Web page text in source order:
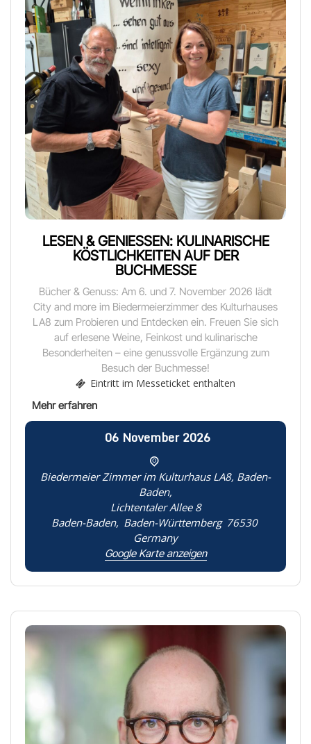
LESEN & GENIESSEN: KULINARISCHE K
ÖSTLICHKEITEN AUF DER B
UCHMESSE
Bücher & Genuss: Am 6. und 7. November 2026 lädt
City and more im Biedermeierzimmer des Kulturhauses
LA8 zum Probieren und Entdecken ein. Freuen Sie sich
auf erlesene Weine, Feinkost und kulinarische
Besonderheiten – eine genussvolle Ergänzung zum
Besuch der Buchmesse!
Eintritt im Messeticket enthalten
06 November 2026
Biedermeier Zimmer im Kulturhaus LA8, Baden-
Baden,
Lichtentaler Allee 8
Baden-Baden, Baden-Württemberg 76530
Germany
Google Karte anzeigen